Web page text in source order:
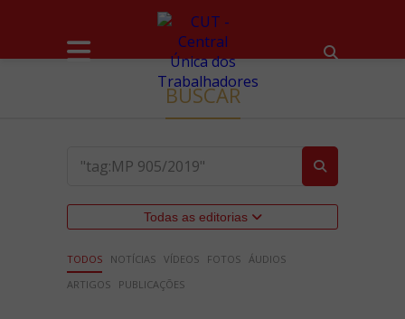
BUSCAR
Todas as editorias
TODOS NOTÍCIAS VÍDEOS FOTOS ÁUDIOS
ARTIGOS
PUBLICAÇÕES